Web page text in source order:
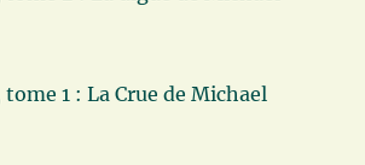
1 : La Crue de Michael